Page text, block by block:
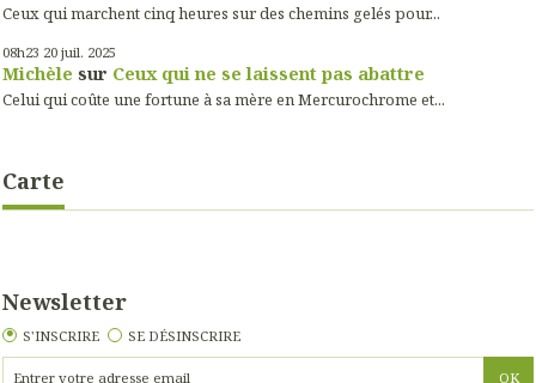
Ceux qui marchent cinq heures sur des chemins gelés pour...
08h23 20 juil. 2025
Michèle sur Ceux qui ne se laissent pas abattre
Celui qui coûte une fortune à sa mère en Mercurochrome et...
Carte
Newsletter
S'INSCRIRE SE DÉSINSCRIRE